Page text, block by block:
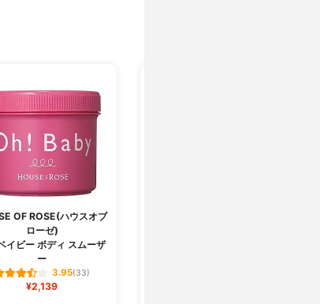
OF ROSE(ハウスオブ
ローゼ)
イビー ボディ スムーザ
ー
3.95(33)
¥2,139